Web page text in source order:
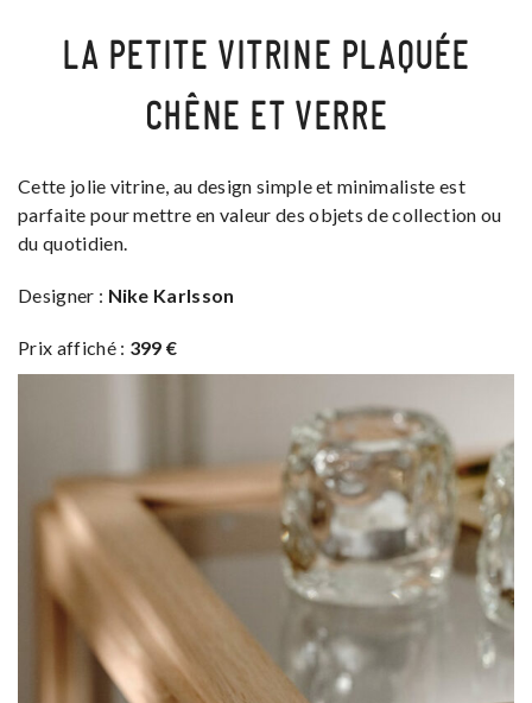
LA PETITE VITRINE PLAQUÉE
CHÊNE ET VERRE
Cette jolie vitrine, au design simple et minimaliste est
parfaite pour mettre en valeur des objets de collection ou
du quotidien.
Designer : Nike Karlsson
Prix affiché : 399 €